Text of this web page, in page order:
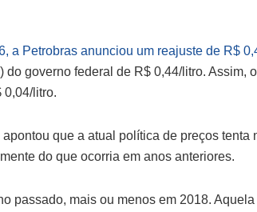
a Petrobras anunciou um reajuste de R$
do governo federal de R$ 0,44/litro. Assim,
0,04/litro.
que a atual política de preços
do que ocorria em anos anteriores.
passado, mais ou menos em 2018.